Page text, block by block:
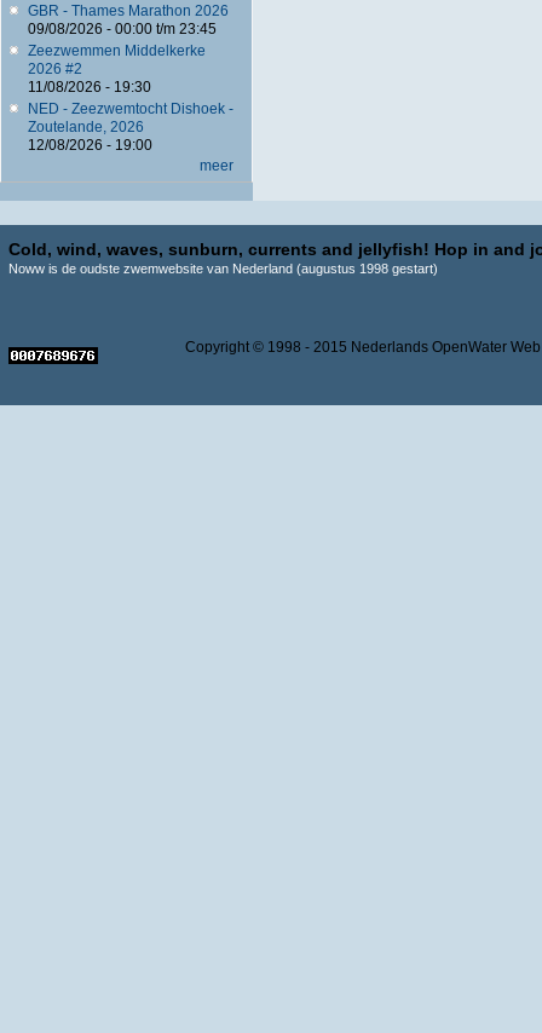
GBR - Thames Marathon 2026
09/08/2026 - 00:00t/m 23:45
Zeezwemmen Middelkerke
2026 #2
11/08/2026 - 19:30
NED - Zeezwemtocht Dishoek -
Zoutelande, 2026
12/08/2026 - 19:00
meer
Cold, wind, waves, sunburn, currents and jellyfish! Hop in and
Noww is de oudste zwemwebsite van Nederland (augustus 1998 gestart)
Copyright © 1998 - 2015 Nederlands OpenWater